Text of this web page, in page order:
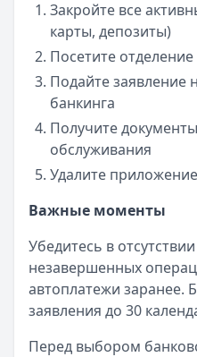
Закройте все
карты, депозиты)
Посетите
Подайте заявление
банкинга
Получите
обслуживания
Удалите
Важные моменты
Убедитесь в
незавершенных
автоплатежи заранее.
заявления до 30
Перед выбором